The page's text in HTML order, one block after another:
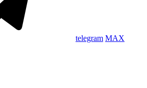
telegram MAX